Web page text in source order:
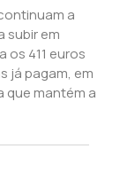
a
subir em
os 411 euros
já pagam, em
que mantém a